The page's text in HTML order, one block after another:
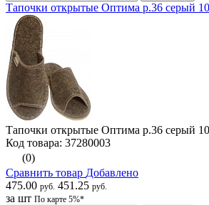
Тапочки открытые Оптима р.36 серый
Тапочки открытые Оптима р.36 серый
Код товара: 37280003
(0)
Сравнить товар Добавлено
475.00 руб. 451.25 руб.
за шт По карте 5%*